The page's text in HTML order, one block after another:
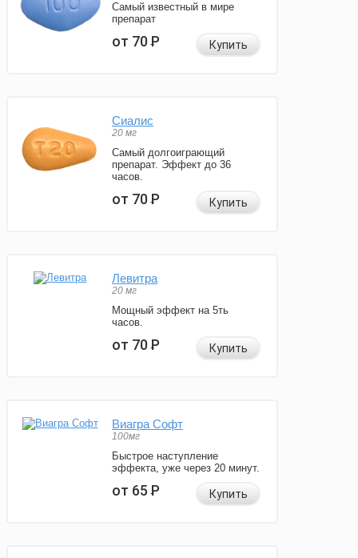
Самый известный в мире
препарат
от 70Р Купить
Сиалис
20 мг
Самый долгоиграющий
препарат. Эффект до 36
часов.
от 70Р Купить
Левитра
20 мг
Мощный эффект на 5ть
часов.
от 70Р Купить
Виагра Софт
100мг
Быстрое наступление
эффекта, уже через 20 минут.
от 65Р Купить